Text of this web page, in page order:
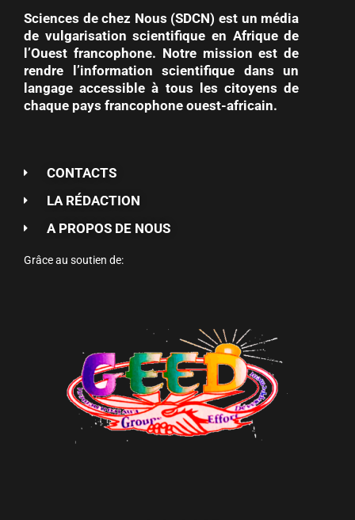
Sciences de chez Nous (SDCN) est un média
de vulgarisation scientifique en Afrique de
l’Ouest francophone. Notre mission est de
rendre l’information scientifique dans un
langage accessible à tous les citoyens de
chaque pays francophone ouest-africain.
CONTACTS
LA RÉDACTION
A PROPOS DE NOUS
Grâce au soutien de: